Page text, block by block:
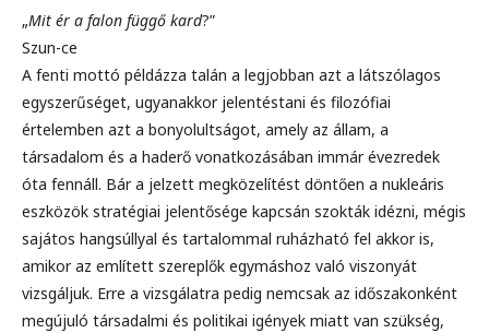
„Mit ér a falon függő kard?”
Szun-ce
A fenti mottó példázza talán a legjobban azt a látszólagos
egyszerűséget, ugyanakkor jelentéstani és filozófiai
értelemben azt a bonyolultságot, amely az állam, a
társadalom és a haderő vonatkozásában immár évezredek
óta fennáll. Bár a jelzett megközelítést döntően a nukleáris
eszközök stratégiai jelentősége kapcsán szokták idézni, mégis
sajátos hangsúllyal és tartalommal ruházható fel akkor is,
amikor az említett szereplők egymáshoz való viszonyát
vizsgáljuk. Erre a vizsgálatra pedig nemcsak az időszakonként
megújuló társadalmi és politikai igények miatt van szükség,